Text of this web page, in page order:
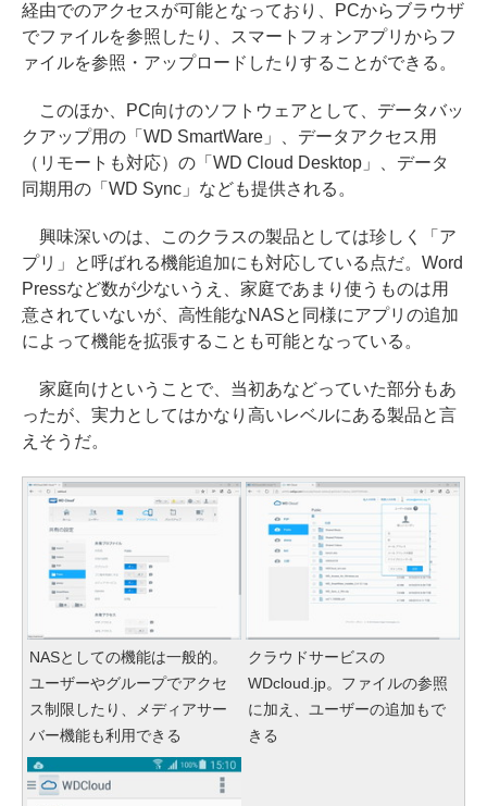
経由でのアクセスが可能となっており、PCからブラウザ
でファイルを参照したり、スマートフォンアプリからフ
ァイルを参照・アップロードしたりすることができる。
このほか、PC向けのソフトウェアとして、データバッ
クアップ用の「WD SmartWare」、データアクセス用
（リモートも対応）の「WD Cloud Desktop」、データ
同期用の「WD Sync」なども提供される。
興味深いのは、このクラスの製品としては珍しく「ア
プリ」と呼ばれる機能追加にも対応している点だ。Word
Pressなど数が少ないうえ、家庭であまり使うものは用
意されていないが、高性能なNASと同様にアプリの追加
によって機能を拡張することも可能となっている。
家庭向けということで、当初あなどっていた部分もあ
ったが、実力としてはかなり高いレベルにある製品と言
えそうだ。
NASとしての機能は一般的。
ユーザーやグループでアクセ
ス制限したり、メディアサー
バー機能も利用できる
クラウドサービスの
WDcloud.jp。ファイルの参照
に加え、ユーザーの追加もで
きる